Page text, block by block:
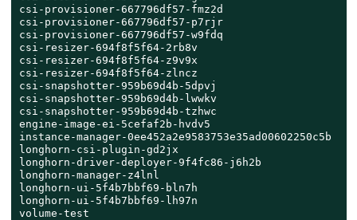
csi-provisioner-667796df57-fmz2d
csi-provisioner-667796df57-p7rjr
csi-provisioner-667796df57-w9fdq
csi-resizer-694f8f5f64-2rb8v
csi-resizer-694f8f5f64-z9v9x
csi-resizer-694f8f5f64-zlncz
csi-snapshotter-959b69d4b-5dpvj
csi-snapshotter-959b69d4b-lwwkv
csi-snapshotter-959b69d4b-tzhwc
engine-image-ei-5cefaf2b-hvdv5
instance-manager-
longhorn-csi-plugin-gd2jx
longhorn-driver-deployer-9f4fc86-j6h2b
longhorn-manager-z4lnl
longhorn-ui-5f4b7bbf69-bln7h                        1/
longhorn-ui-5f4b7bbf69-lh97n                        1/
volume-test                                         1/